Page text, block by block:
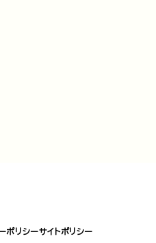
ポリシーサイトポリシー